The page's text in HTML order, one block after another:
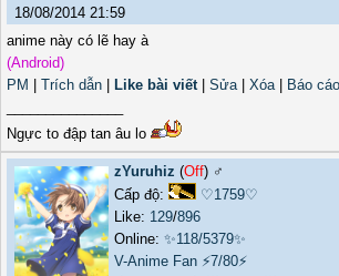
18/08/2014 21:59
anime này có lẽ hay à
(Android)
PM
Trích dẫn Like bài viết| Sửa| Xóa| Báo cáo
Ngực to đập tan âu lo
zYuruhiz (Off) ♂️
Cấp độ:
♡1759♡
Like: 129/896
Online: ✨118/5379✨
V-Anime Fan ⚡7/80⚡